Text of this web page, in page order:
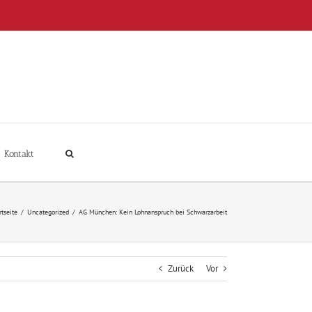
Kontakt
/ Uncategorized / AG München: Kein Lohnanspruch bei Schwarzarbeit
Zurück Vor